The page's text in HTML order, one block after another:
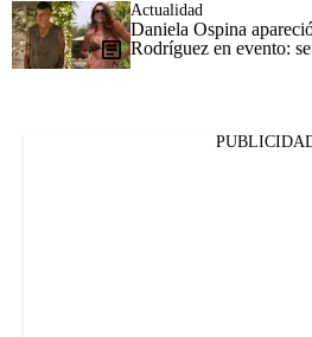
Actualidad
Daniela Ospina
Rodríguez en evento: